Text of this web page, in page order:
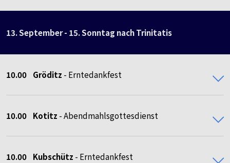
13. September - 15. Sonntag nach Trinitatis
10.00 Gröditz - Erntedankfest
10.00 Kotitz - Abendmahlsgottesdienst
10.00 Kubschütz - Erntedankfest